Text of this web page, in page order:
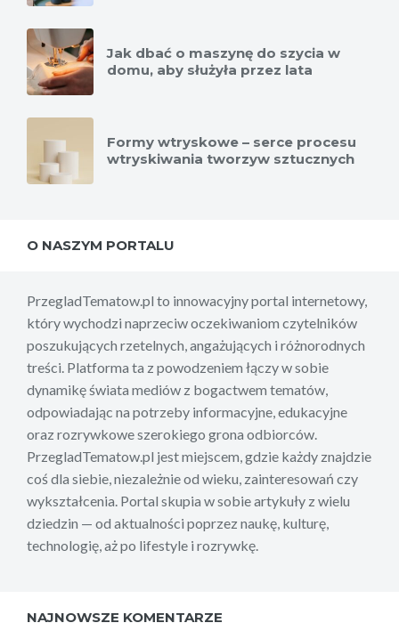
Jak dbać o maszynę do szycia w
domu, aby służyła przez lata
Formy wtryskowe – serce procesu
wtryskiwania tworzyw sztucznych
O NASZYM PORTALU
PrzegladTematow.pl to innowacyjny portal internetowy,
który wychodzi naprzeciw oczekiwaniom czytelników
poszukujących rzetelnych, angażujących i różnorodnych
treści. Platforma ta z powodzeniem łączy w sobie
dynamikę świata mediów z bogactwem tematów,
odpowiadając na potrzeby informacyjne, edukacyjne
oraz rozrywkowe szerokiego grona odbiorców.
PrzegladTematow.pl jest miejscem, gdzie każdy znajdzie
coś dla siebie, niezależnie od wieku, zainteresowań czy
wykształcenia. Portal skupia w sobie artykuły z wielu
dziedzin — od aktualności poprzez naukę, kulturę,
technologię, aż po lifestyle i rozrywkę.
NAJNOWSZE KOMENTARZE